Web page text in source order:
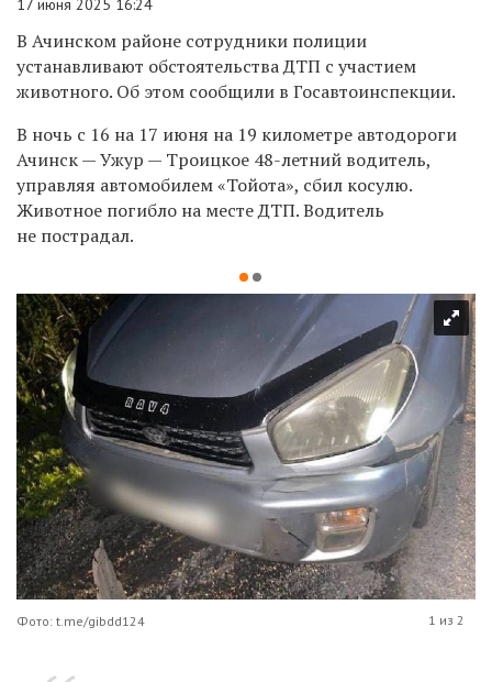
В Ачинском районе сотрудники полиции
устанавливают обстоятельства ДТП с участием
животного. Об этом сообщили в Госавтоинспекции.
В ночь с 16 на 17 июня на 19 километре автодороги
Ачинск — Ужур — Троицкое 48-летний водитель,
управляя автомобилем «Тойота», сбил косулю.
Животное погибло на месте ДТП. Водитель
не пострадал.
Фото: t.me/gibdd124 1 из 2